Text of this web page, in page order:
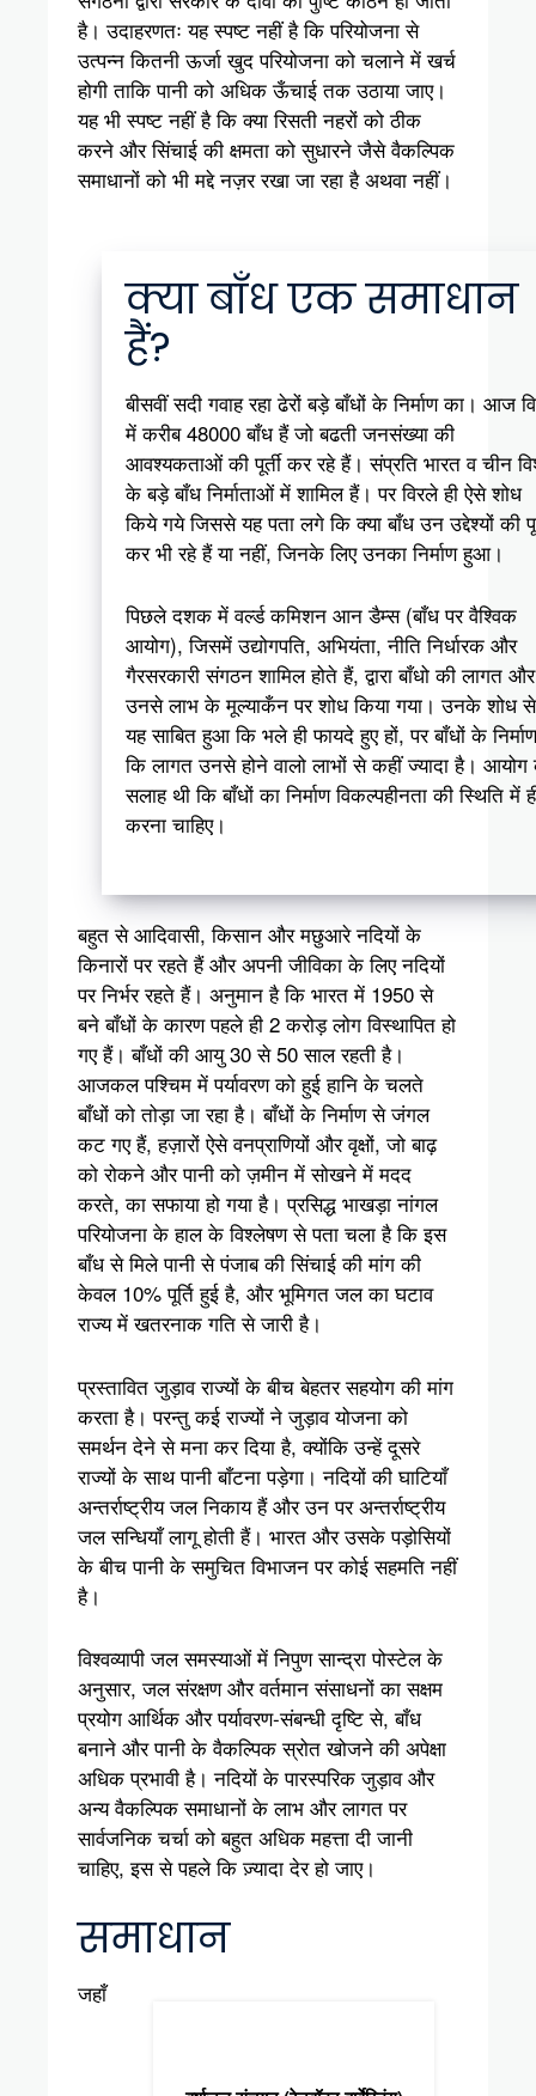
है। उदाहरणतः यह स्पष्ट नहीं है कि परियोजना से
उत्पन्न कितनी ऊर्जा खुद परियोजना को चलाने में खर्च
होगी ताकि पानी को अधिक ऊँचाई तक उठाया जाए।
यह भी स्पष्ट नहीं है कि क्या रिसती नहरों को ठीक
करने और सिंचाई की क्षमता को सुधारने जैसे वैकल्पिक
समाधानों को भी मद्दे नज़र रखा जा रहा है अथवा नहीं।
क्या बाँध एक समाधान
हैं?
बीसवीं सदी गवाह रहा ढेरों बड़े बाँधों के निर्माण का। आज
में करीब 48000 बाँध हैं जो बढती जनसंख्या की
आवश्यकताओं की पूर्ती कर रहे हैं। संप्रति भारत व चीन
के बड़े बाँध निर्माताओं में शामिल हैं। पर विरले ही ऐसे शोध
किये गये जिससे यह पता लगे कि क्या बाँध उन उद्देश्यों की
कर भी रहे हैं या नहीं, जिनके लिए उनका निर्माण हुआ।
पिछले दशक में वर्ल्ड कमिशन आन डैम्स (बाँध पर वैश्विक
आयोग), जिसमें उद्योगपति, अभियंता, नीति निर्धारक और
गैरसरकारी संगठन शामिल होते हैं, द्वारा बाँधो की लागत और
उनसे लाभ के मूल्याकँन पर शोध किया गया। उनके शोध से
यह साबित हुआ कि भले ही फायदे हुए हों, पर बाँधों के निर्माण
कि लागत उनसे होने वालो लाभों से कहीं ज्यादा है। आयोग
सलाह थी कि बाँधों का निर्माण विकल्पहीनता की स्थिति में
करना चाहिए।
बहुत से आदिवासी, किसान और मछुआरे नदियों के
किनारों पर रहते हैं और अपनी जीविका के लिए नदियों
पर निर्भर रहते हैं। अनुमान है कि भारत में 1950 से
बने बाँधों के कारण पहले ही 2 करोड़ लोग विस्थापित हो
गए हैं। बाँधों की आयु 30 से 50 साल रहती है।
आजकल पश्चिम में पर्यावरण को हुई हानि के चलते
बाँधों को तोड़ा जा रहा है। बाँधों के निर्माण से जंगल
कट गए हैं, हज़ारों ऐसे वनप्राणियों और वृक्षों, जो बाढ़
को रोकने और पानी को ज़मीन में सोखने में मदद
करते, का सफाया हो गया है। प्रसिद्ध भाखड़ा नांगल
परियोजना के हाल के विश्लेषण से पता चला है कि इस
बाँध से मिले पानी से पंजाब की सिंचाई की मांग की
केवल 10% पूर्ति हुई है, और भूमिगत जल का घटाव
राज्य में खतरनाक गति से जारी है।
प्रस्तावित जुड़ाव राज्यों के बीच बेहतर सहयोग की मांग
करता है। परन्तु कई राज्यों ने जुड़ाव योजना को
समर्थन देने से मना कर दिया है, क्योंकि उन्हें दूसरे
राज्यों के साथ पानी बाँटना पड़ेगा। नदियों की घाटियाँ
अन्तर्राष्ट्रीय जल निकाय हैं और उन पर अन्तर्राष्ट्रीय
जल सन्धियाँ लागू होती हैं। भारत और उसके पड़ोसियों
के बीच पानी के समुचित विभाजन पर कोई सहमति नहीं
है।
विश्वव्यापी जल समस्याओं में निपुण सान्द्रा पोस्टेल के
अनुसार, जल संरक्षण और वर्तमान संसाधनों का सक्षम
प्रयोग आर्थिक और पर्यावरण-संबन्धी दृष्टि से, बाँध
बनाने और पानी के वैकल्पिक स्रोत खोजने की अपेक्षा
अधिक प्रभावी है। नदियों के पारस्परिक जुड़ाव और
अन्य वैकल्पिक समाधानों के लाभ और लागत पर
सार्वजनिक चर्चा को बहुत अधिक महत्ता दी जानी
चाहिए, इस से पहले कि ज़्यादा देर हो जाए।
समाधान
जहाँ